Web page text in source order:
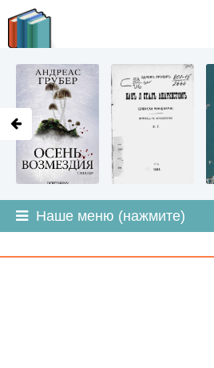
Наше меню (нажмите)
LITMIR.ORG